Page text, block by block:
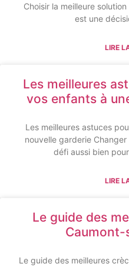
Choisir la meilleure
est une
LIRE
Les meilleures
vos enfants à
Les meilleures astuces
nouvelle garderie
défi aussi bien
LIRE
Le guide des
Caumont-
Le guide des meilleures